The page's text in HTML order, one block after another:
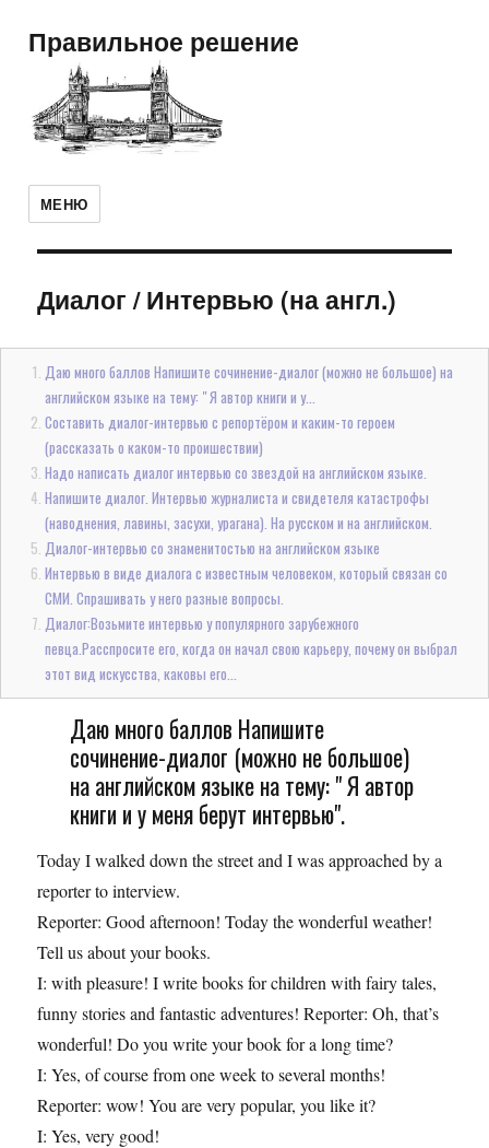
Правильное решение
МЕНЮ
Диалог/Интервью (на англ.)
Даю много баллов Напишите сочинение-диалог (можно не большое) на
английском языке на тему: " Я автор книги и у...
Составить диалог-интервью с репортёром и каким-то героем
(рассказать о каком-то проишествии)
Надо написать диалог интервью со звездой на английском языке.
Напишите диалог. Интервью журналиста и свидетеля катастрофы
(наводнения, лавины, засухи, урагана). На русском и на английском.
Диалог-интервью со знаменитостью на английском языке
Интервью в виде диалога с известным человеком, который связан со
СМИ. Спрашивать у него разные вопросы.
Диалог:Возьмите интервью у популярного зарубежного
певца.Расспросите его, когда он начал свою карьеру, почему он выбрал
этот вид искусства, каковы его...
Даю много баллов Напишите
сочинение-диалог (можно не большое)
на английском языке на тему: " Я автор
книги и у меня берут интервью".
Today I walked down the street and I was approached by a
reporter to interview.
Reporter: Good afternoon! Today the wonderful weather!
Tell us about your books.
I: with pleasure! I write books for children with fairy tales,
funny stories and fantastic adventures! Reporter: Oh, that’s
wonderful! Do you write your book for a long time?
I: Yes, of course from one week to several months!
Reporter: wow! You are very popular, you like it?
I: Yes, very good!